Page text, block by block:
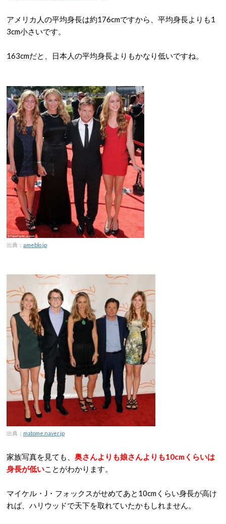
アメリカ人の平均身長は約176cmですから、平均身長よりも1
3cm小さいです。
163cmだと、日本人の平均身長よりもかなり低いですね。
出典： ameblo.jp
出典： matome.naver.jp
家族写真を見ても、 奥さんよりも娘さんよりも10cmくらいは
身長が低いことがわかります。
マイケル・J・フォックスがせめてあと10cmくらい身長が高け
れば、ハリウッドで天下を取れていたかもしれません。